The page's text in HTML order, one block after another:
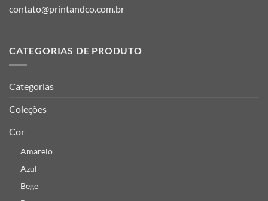
contato@printandco.com.br
CATEGORIAS DE PRODUTO
Categorias
Coleções
Cor
Amarelo
Azul
Bege